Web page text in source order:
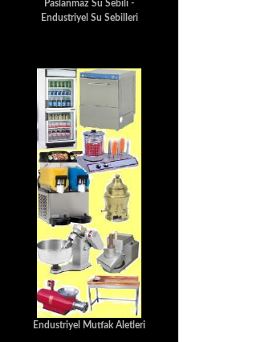
Paslanmaz Su Sebili -
Endustriyel Su Sebilleri
Endustriyel Mutfak Aletleri